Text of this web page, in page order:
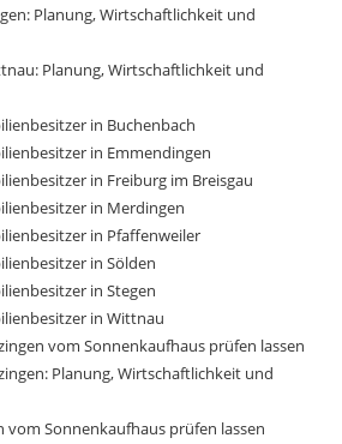
Planung, Wirtschaftlichkeit und
Planung, Wirtschaftlichkeit und
in Buchenbach
in Emmendingen
in Freiburg im Breisgau
in Merdingen
in Pfaffenweiler
in Sölden
in Stegen
in Wittnau
vom Sonnenkaufhaus prüfen lassen
Planung, Wirtschaftlichkeit und
Sonnenkaufhaus prüfen lassen